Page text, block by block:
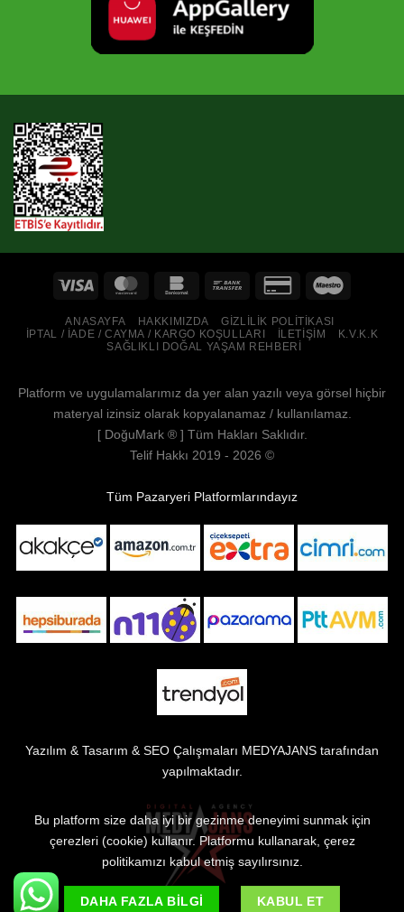
ANASAYFA HAKKIMIZDA
GIZLILIK POLITIKASI
İPTAL / İADE / CAYMA / KARGO KOŞULLARI
İLETIŞIM
K.V.K.K
SAĞLIKLI DOĞAL YAŞAM REHBERI
Platform ve uygulamalarımız da yer alan yazılı veya görsel hiçbir
materyal izinsiz olarak kopyalanamaz / kullanılamaz.
[ DoğuMark® ] Tüm Hakları Saklıdır.
Telif Hakkı 2019 - 2026 ©
Tüm Pazaryeri Platformlarındayız
Yazılım & Tasarım & SEO Çalışmaları MEDYAJANS tarafından
yapılmaktadır.
Bu platform size daha iyi bir gezinme deneyimi sunmak için
çerezleri (cookie) kullanır. Platformu kullanarak, çerez
politikamızı kabul etmiş sayılırsınız.
DAHA FAZLA BILGI KABUL ET